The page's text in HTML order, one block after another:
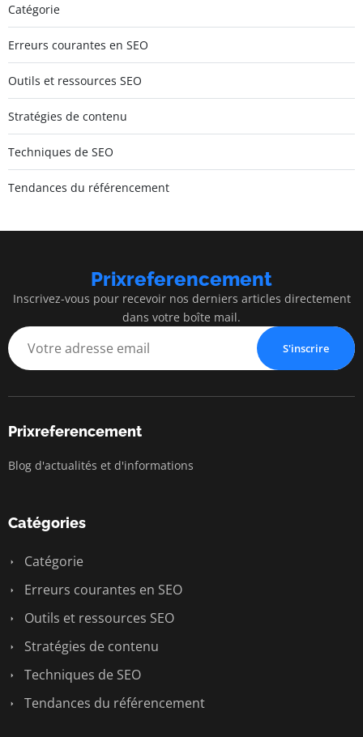
Catégorie
Erreurs courantes en SEO
Outils et ressources SEO
Stratégies de contenu
Techniques de SEO
Tendances du référencement
Prixreferencement
Inscrivez-vous pour recevoir nos derniers articles directement
dans votre boîte mail.
S'inscrire
Prixreferencement
Blog d'actualités et d'informations
Catégories
Catégorie
Erreurs courantes en SEO
Outils et ressources SEO
Stratégies de contenu
Techniques de SEO
Tendances du référencement